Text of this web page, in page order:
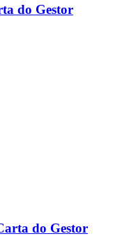
do Gestor
do Gestor